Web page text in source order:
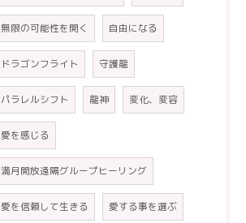
無限の可能性を開く 自由になる
ドラゴンフライト 守護龍
パラレルシフト 龍神 変化、変容
愛を感じる
満月開放遠隔グループヒーリング
愛を信頼して生きる 愛する事を選ぶ